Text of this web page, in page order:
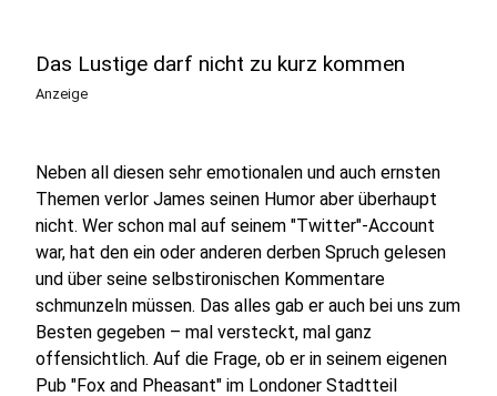
Das Lustige darf nicht zu kurz kommen
Anzeige
Neben all diesen sehr emotionalen und auch ernsten
Themen verlor James seinen Humor aber überhaupt
nicht. Wer schon mal auf seinem "Twitter"-Account
war, hat den ein oder anderen derben Spruch gelesen
und über seine selbstironischen Kommentare
schmunzeln müssen. Das alles gab er auch bei uns zum
Besten gegeben – mal versteckt, mal ganz
offensichtlich. Auf die Frage, ob er in seinem eigenen
Pub "Fox and Pheasant" im Londoner Stadtteil